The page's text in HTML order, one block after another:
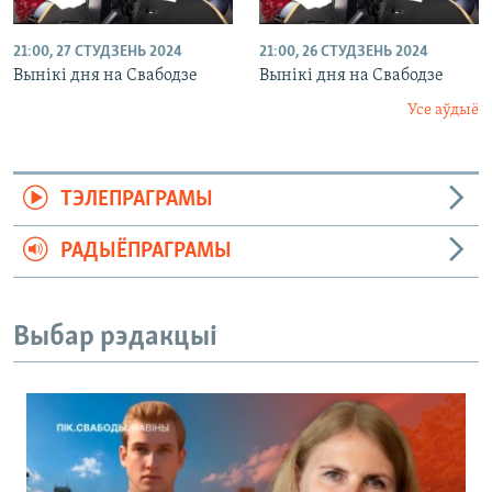
21:00, 27 СТУДЗЕНЬ 2024
Вынікі дня на Свабодзе
21:00, 26 СТУДЗЕНЬ 2024
Вынікі дня на Свабодзе
Усе аўдыё
ТЭЛЕПРАГРАМЫ
РАДЫЁПРАГРАМЫ
Выбар рэдакцыі